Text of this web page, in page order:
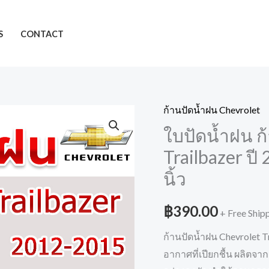
CONTACT
ก้านปัดน้ำฝน Chevrolet
ใบปัดน้ำฝน
Trailbazer ปี
นิ้ว
฿390.00 + Free
ก้านปัดน้ำฝน Chevrolet
อากาศที่เปียกชื้น ผลิตจ